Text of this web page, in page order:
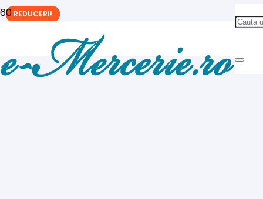
REDUCERI!
REDUCERI!
REDUCERI!